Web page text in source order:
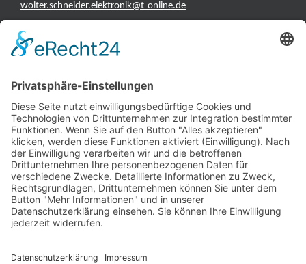
wolter.schneider.elektronik@t-online.de
INFORMATIONEN
Test & Reparatur
Hersteller
Fehlerliste
Impressum
Datenschutzerklärung
AGB